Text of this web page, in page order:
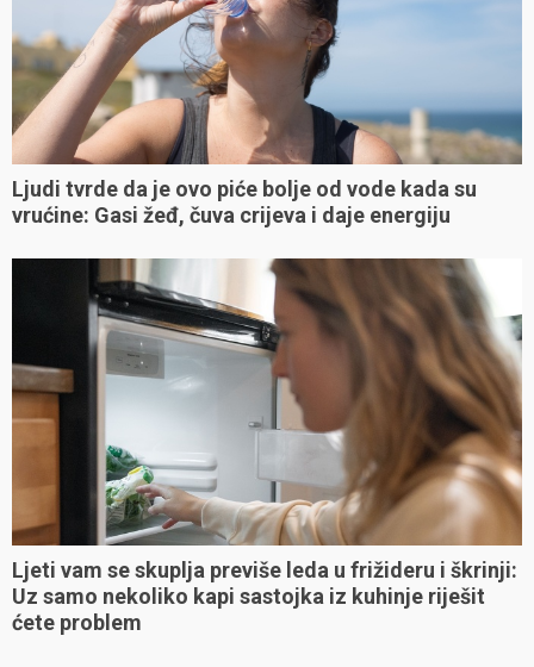
Ljudi tvrde da je ovo piće bolje od vode kada su
vrućine: Gasi žeđ, čuva crijeva i daje energiju
Ljeti vam se skuplja previše leda u frižideru i škrinji:
Uz samo nekoliko kapi sastojka iz kuhinje riješit
ćete problem